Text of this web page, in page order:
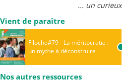
... un curieux
Vient de paraître
Filoche#79 - La méritocratie :
un mythe à déconstruire
Nos autres ressources